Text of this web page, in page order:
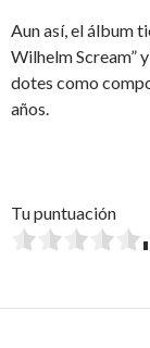
Aun así, el álbum
Wilhelm Scream”
dotes como
años.
Tu puntuación